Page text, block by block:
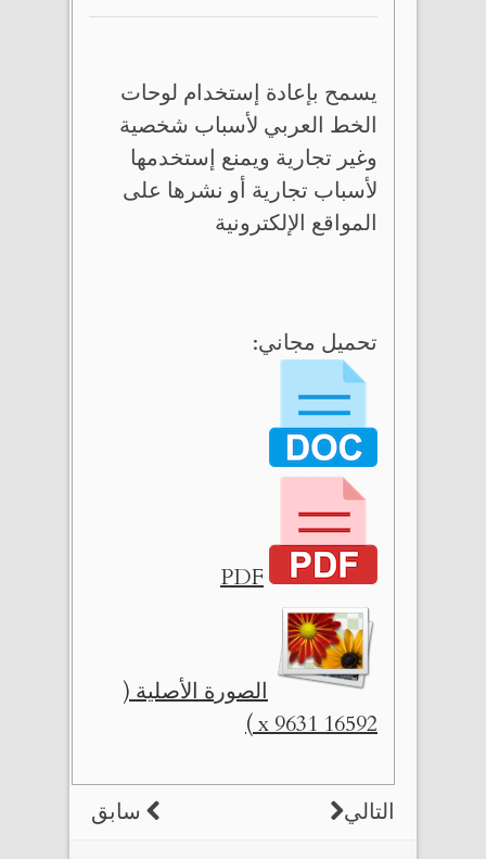
يسمح بإعادة إستخدام لوحات
الخط العربي لأسباب شخصية
وغير تجارية ويمنع إستخدمها
لأسباب تجارية أو نشرها على
المواقع الإلكترونية
تحميل مجاني:
PDF
الصورة الأصلية (
16592 x 9631 )
سابق التالي